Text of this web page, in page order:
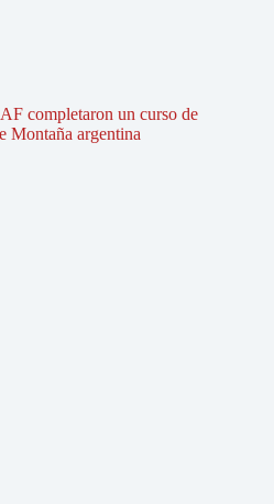
completaron un curso de
Montaña argentina